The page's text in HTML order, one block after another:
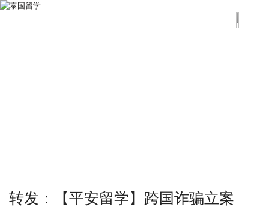
转发：【平安留学】跨国诈骗立案